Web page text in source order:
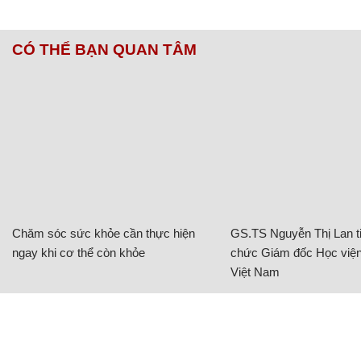
CÓ THỂ BẠN QUAN TÂM
Chăm sóc sức khỏe cần thực hiện
ngay khi cơ thể còn khỏe
GS.TS Nguyễn Thị Lan
chức Giám đốc Học
Việt Nam